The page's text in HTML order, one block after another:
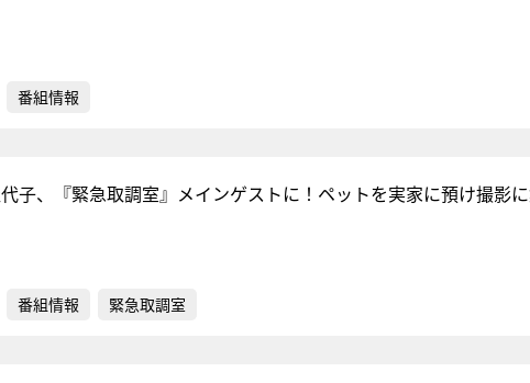
番組情報
子、『緊急取調室』メインゲストに！ペットを実家に預け撮影
番組情報 緊急取調室